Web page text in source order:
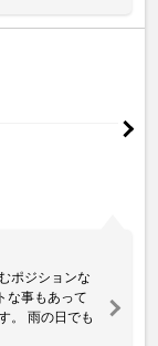
ポジションな
な事もあって
。 雨の日でも